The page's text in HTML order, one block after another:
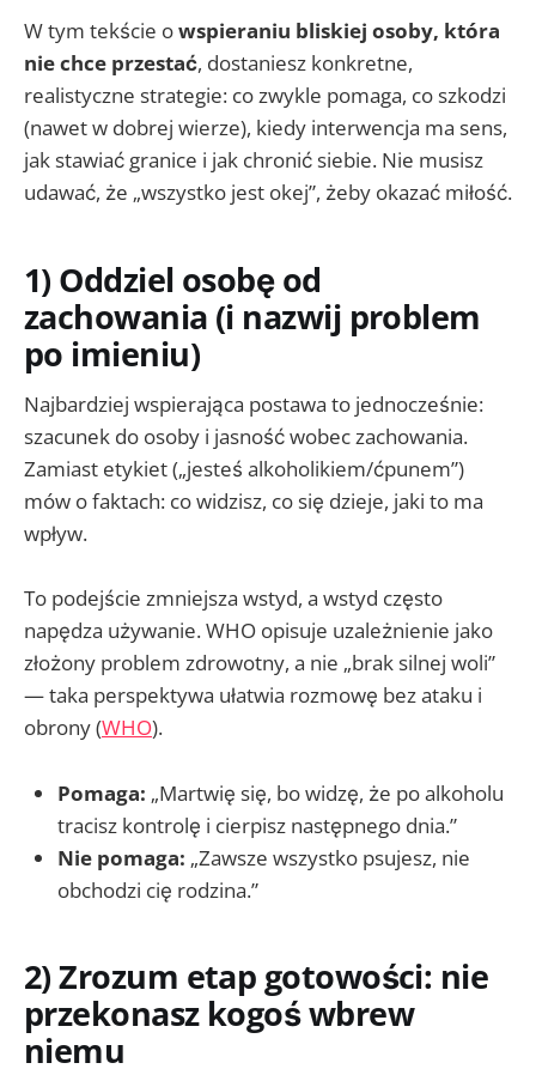
W tym tekście owspieraniu bliskiej osoby, która
nie chce przestać, dostaniesz konkretne,
realistyczne strategie: co zwykle pomaga, co szkodzi
(nawet w dobrej wierze), kiedy interwencja ma sens,
jak stawiać granice i jak chronić siebie. Nie musisz
udawać, że „wszystko jest okej”, żeby okazać miłość.
1) Oddziel osobę od
zachowania (i nazwij problem
po imieniu)
Najbardziej wspierająca postawa to jednocześnie:
szacunek do osoby i jasność wobec zachowania.
Zamiast etykiet („jesteś alkoholikiem/ćpunem”)
mów o faktach: co widzisz, co się dzieje, jaki to ma
wpływ.
To podejście zmniejsza wstyd, a wstyd często
napędza używanie. WHO opisuje uzależnienie jako
złożony problem zdrowotny, a nie „brak silnej woli”
— taka perspektywa ułatwia rozmowę bez ataku i
obrony (WHO).
Pomaga: „Martwię się, bo widzę, że po alkoholu
tracisz kontrolę i cierpisz następnego dnia.”
Nie pomaga: „Zawsze wszystko psujesz, nie
obchodzi cię rodzina.”
2) Zrozum etap gotowości: nie
przekonasz kogoś wbrew
niemu